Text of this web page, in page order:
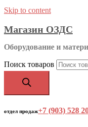
Skip to content
Магазин ОЗДС
Оборудование и
Поиск товаров
отдел продаж+7 (903) 528